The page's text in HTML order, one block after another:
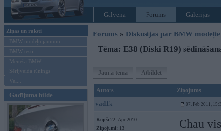
Galvenā Forums Galerijas
Ziņas un raksti
BMW modeļu jaunumi
BMW testi
Mēneša BMW
Sērijveida tūnings
Vel...
Gadījuma bilde
Forums » Diskusijas par BMW
Tēma: E38 (Diski R19)
Jauna tēma Atbildēt
Autors Ziņojums
vad1k 07. Feb 2011,
Kopš: 22. Apr 2010
Ziņojumi: 13
Chau